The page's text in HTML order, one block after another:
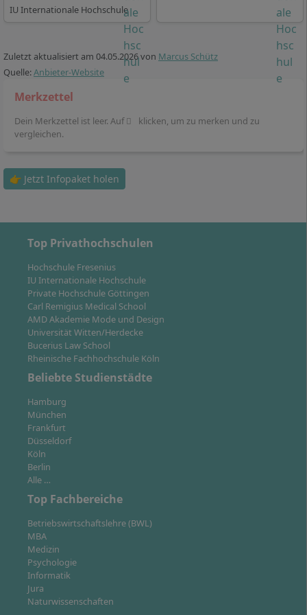
regelmäßige virtuelle
Begleitveranstaltungen
Praxisintegration:Parallel zum Studium arbeitest
Du für 20 Stunden pro Woche bei einem
Praxispartner und sammelst umfassende
Berufserfahrung.
(April, Oktober), sodass Du flexibel starten kannst.
Studium Personalmanagement
Nach dem Abschluss des Bachelors im Dualen Studium
Personalmanagement bist Du für vielfältige Aufgaben
und Positionen im Personalbereich qualifiziert. Der
Studiengang bereitet Dich gezielt auf die
Anforderungen eines modernen Arbeitsmarktes vor.
Resources Manager:Verantwortlich für das
gesamte Personalmanagement, von der
Rekrutierung bis zur Entwicklung von
Mitarbeiterinnen und Mitarbeitern, Durchführung
von Jahresgesprächen und Trainingsplanung.
Employer Branding
Specialist/Personalmarketing:
Arbeitgeberattraktivität, Entwicklung von
Maßnahmen für Personalgewinnung und
Mitarbeiterbindung.
Change Managerin/Change Manager:
Begleitung und Steuerung von
Veränderungsprozessen (z. B. Digitalisierung,
Einführung neuer Software, Reorganisation) im
IU Internationale Hochschule
Zuletzt aktualisiert am 04.05.2026von Marcus Schütz
Quelle:Anbieter-Website
Merkzettel
Dein Merkzettel ist leer. Auf
klicken, um zu merken und zu
vergleichen.
👉 Jetzt Infopaket holen
Top Privathochschulen
Hochschule Fresenius
IU Internationale Hochschule
Private Hochschule Göttingen
Carl Remigius Medical School
AMD Akademie Mode und Design
Universität Witten/Herdecke
Bucerius Law School
Rheinische Fachhochschule Köln
Beliebte Studienstädte
Hamburg
München
Frankfurt
Düsseldorf
Köln
Berlin
Alle …
Top Fachbereiche
Betriebswirtschaftslehre (BWL)
MBA
Medizin
Psychologie
Informatik
Jura
Naturwissenschaften